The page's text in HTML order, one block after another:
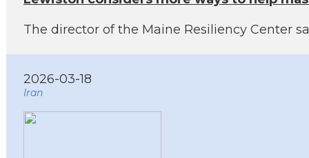
The director of the Maine Resiliency Center
2026-03-18
Iran